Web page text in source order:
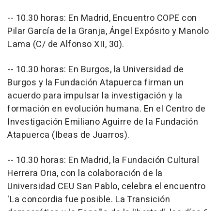
-- 10.30 horas: En Madrid, Encuentro COPE con
Pilar García de la Granja, Ángel Expósito y Manolo
Lama (C/ de Alfonso XII, 30).
-- 10.30 horas: En Burgos, la Universidad de
Burgos y la Fundación Atapuerca firman un
acuerdo para impulsar la investigación y la
formación en evolución humana. En el Centro de
Investigación Emiliano Aguirre de la Fundación
Atapuerca (Ibeas de Juarros).
-- 10.30 horas: En Madrid, la Fundación Cultural
Herrera Oria, con la colaboración de la
Universidad CEU San Pablo, celebra el encuentro
'La concordia fue posible. La Transición